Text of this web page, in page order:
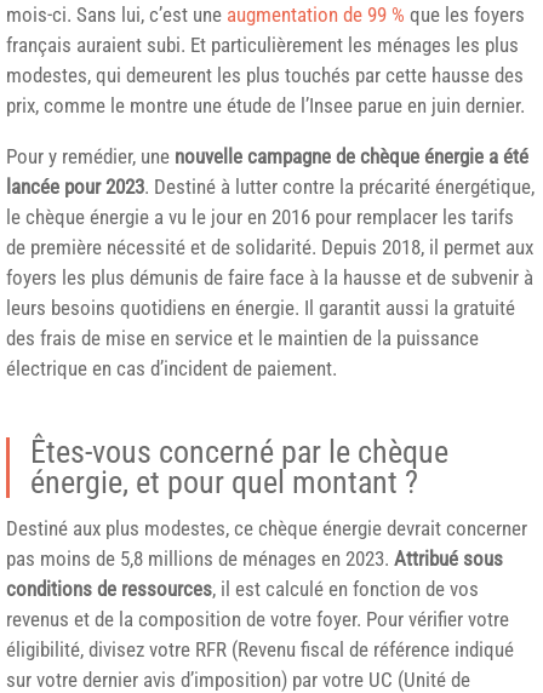
mois-ci. Sans lui, c’est une augmentation de 99 % que les foyers
français auraient subi. Et particulièrement les ménages les plus
modestes, qui demeurent les plus touchés par cette hausse des
prix, comme le montre une étude de l’Insee parue en juin dernier.
Pour y remédier, une nouvelle campagne de chèque énergie a été
lancée pour 2023. Destiné à lutter contre la précarité énergétique,
le chèque énergie a vu le jour en 2016 pour remplacer les tarifs
de première nécessité et de solidarité. Depuis 2018, il permet aux
foyers les plus démunis de faire face à la hausse et de subvenir à
leurs besoins quotidiens en énergie. Il garantit aussi la gratuité
des frais de mise en service et le maintien de la puissance
électrique en cas d’incident de paiement.
Êtes-vous concerné par le chèque
énergie, et pour quel montant ?
Destiné aux plus modestes, ce chèque énergie devrait concerner
pas moins de 5,8 millions de ménages en 2023. Attribué sous
conditions de ressources, il est calculé en fonction de vos
revenus et de la composition de votre foyer. Pour vérifier votre
éligibilité, divisez votre RFR (Revenu fiscal de référence indiqué
sur votre dernier avis d’imposition) par votre UC (Unité de